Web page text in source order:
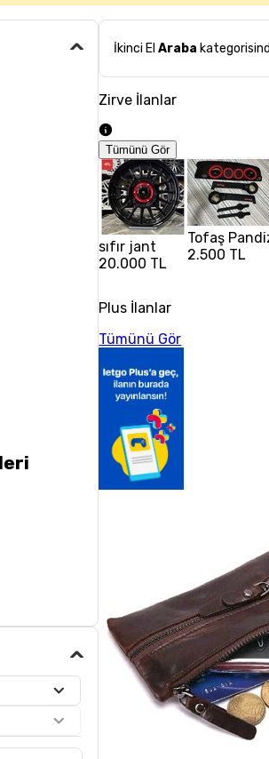
İkinci ElAraba
Zirve İlanlar
Tümünü Gör
sıfır jant
20.000 TL
Tofaş
2.500 TL
Plus İlanlar
Tümünü Gör